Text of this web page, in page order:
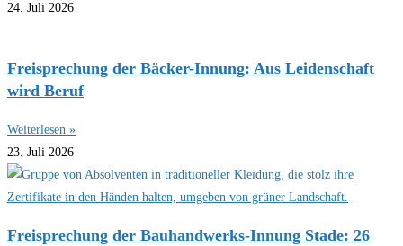
24. Juli 2026
Freisprechung der Bäcker-Innung: Aus Leidenschaft
wird Beruf
Weiterlesen »
23. Juli 2026
Freisprechung der Bauhandwerks-Innung Stade: 26